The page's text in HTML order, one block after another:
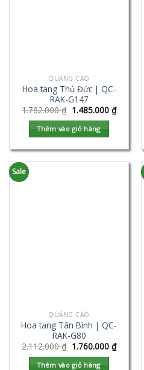
QUẢNG CÁO
Hoa tang Thủ Đức | QC-
RAK-G147
1.782.000₫ 1.485.000 ₫
Thêm vào giỏ hàng
Sale
QUẢNG CÁO
Hoa tang Tân Bình | QC-
RAK-G80
2.112.000₫ 1.760.000 ₫
Thêm vào giỏ hàng